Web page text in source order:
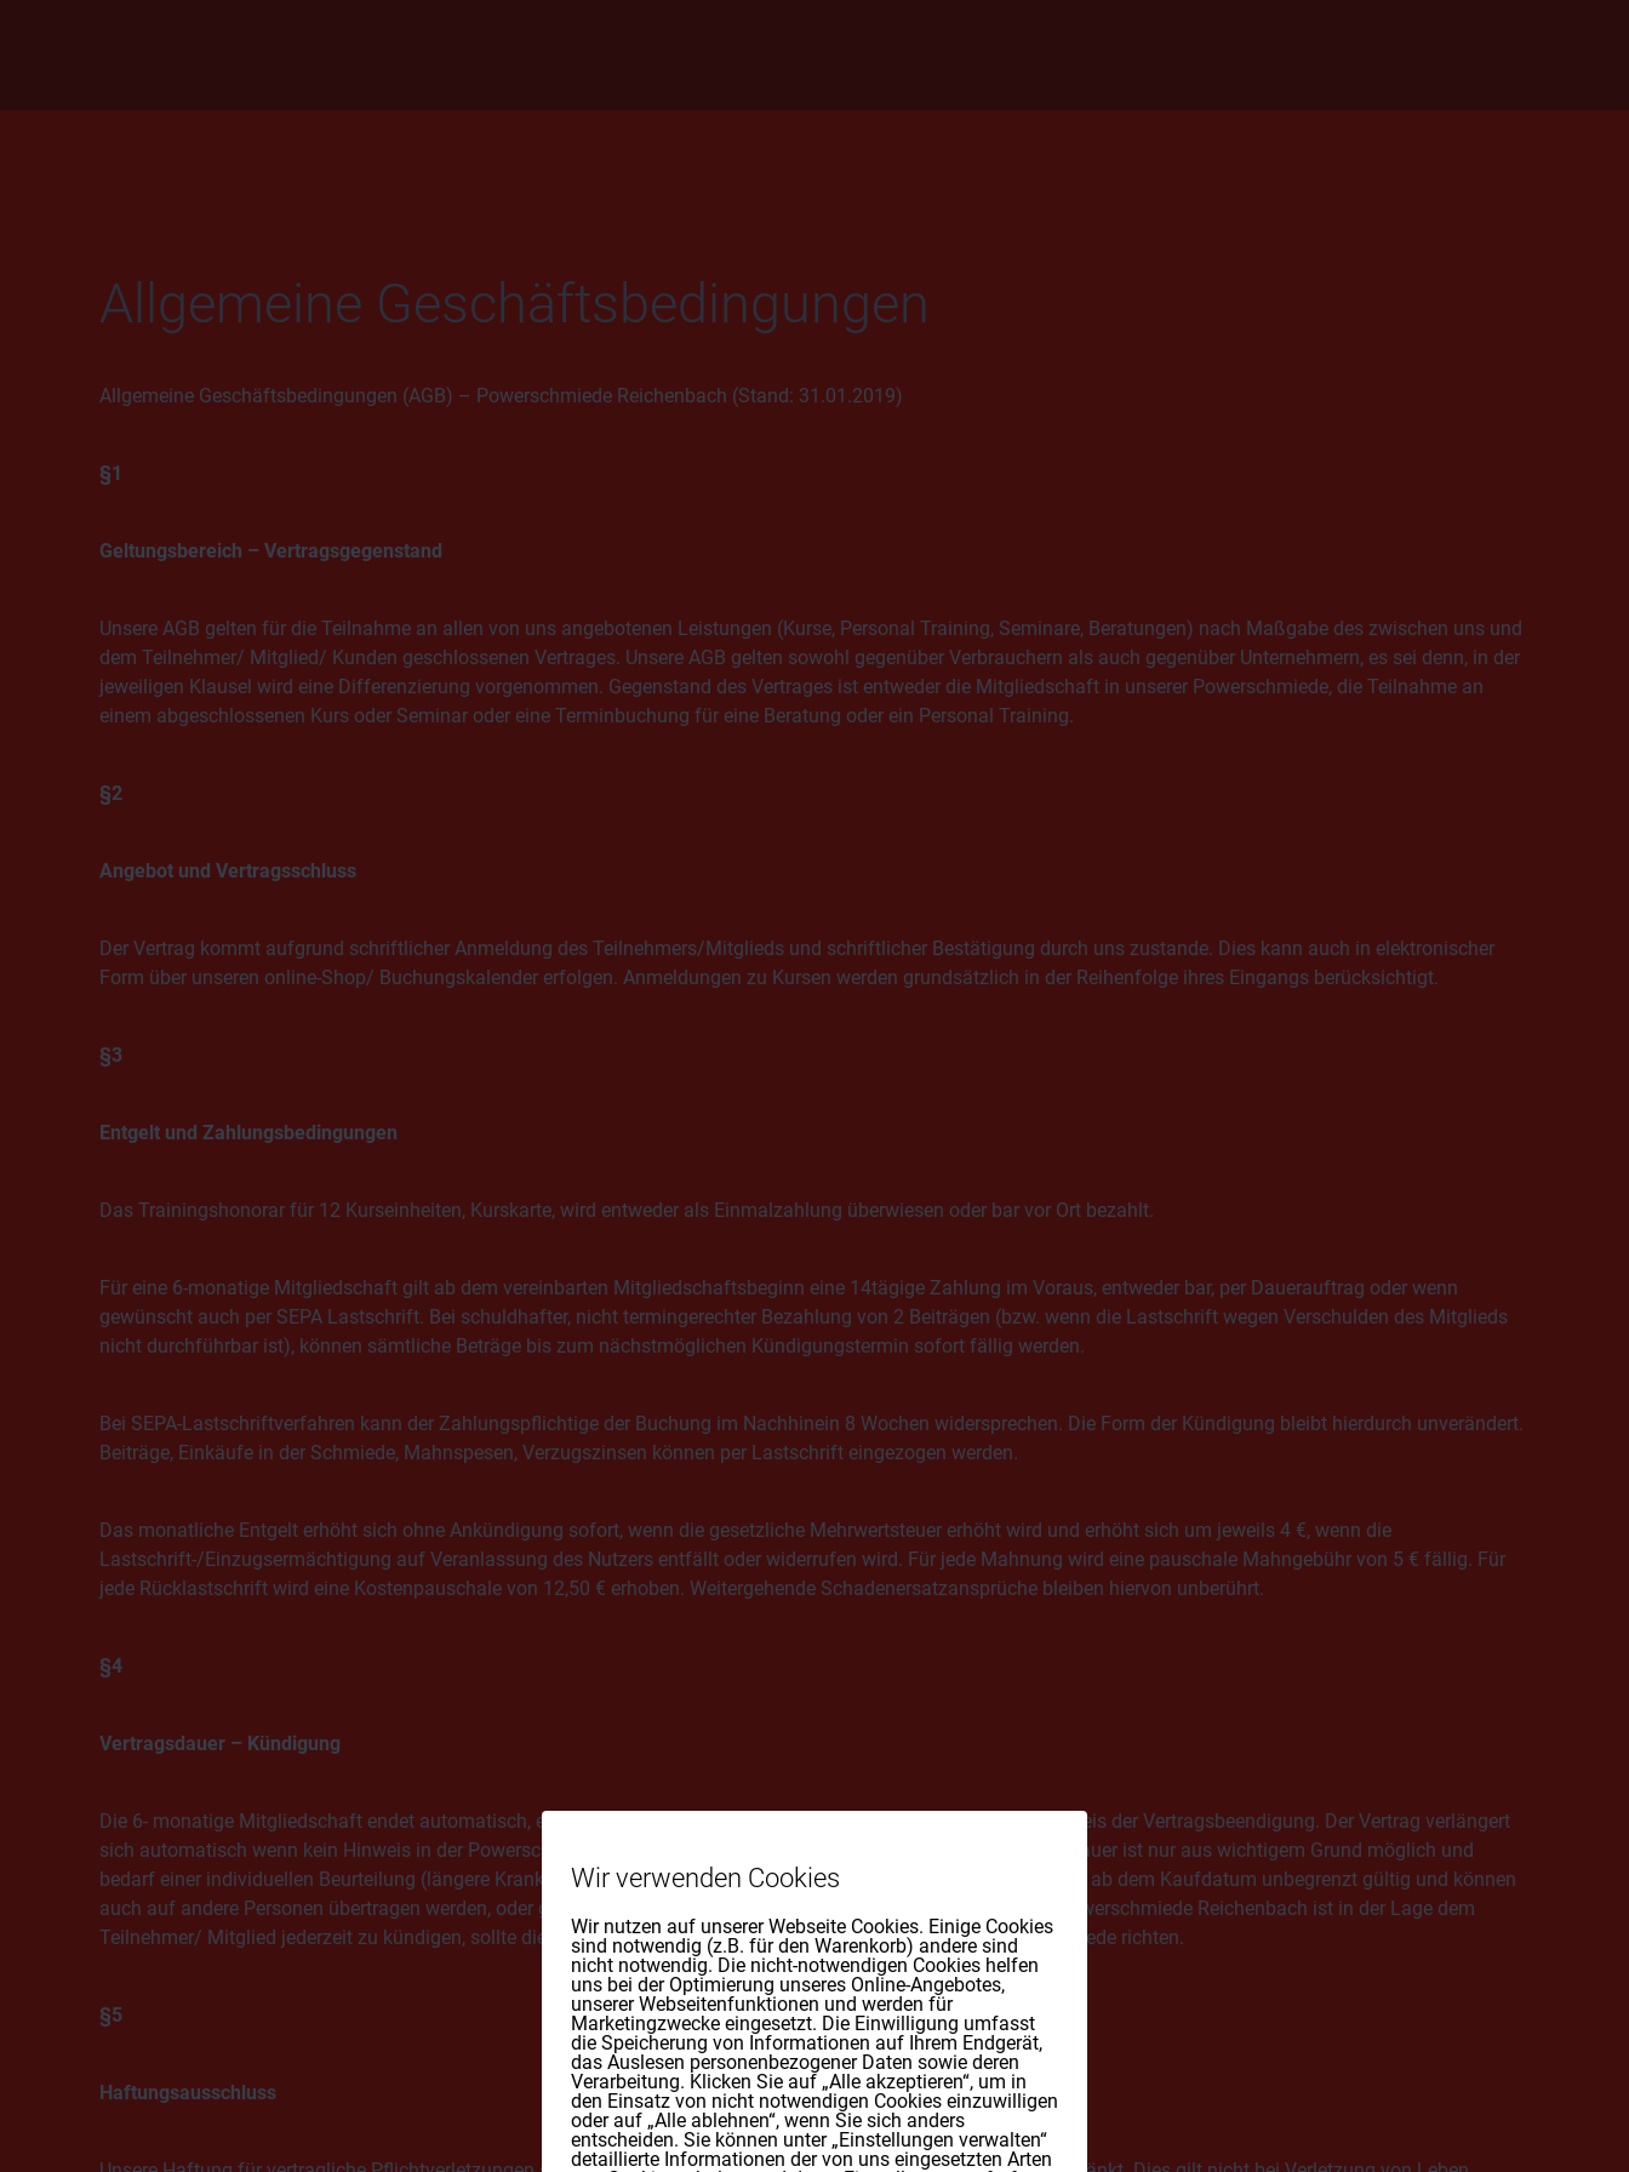
Allgemeine Geschäftsbedingungen
Allgemeine Geschäftsbedingungen (AGB) – Powerschmiede Reichenbach (Stand: 31.01.2019)
§1
Geltungsbereich – Vertragsgegenstand
Unsere AGB gelten für die Teilnahme an allen von uns angebotenen Leistungen (Kurse, Personal Training, Seminare, Beratungen) nach Maßgabe des zwischen uns und
dem Teilnehmer/ Mitglied/ Kunden geschlossenen Vertrages. Unsere AGB gelten sowohl gegenüber Verbrauchern als auch gegenüber Unternehmern, es sei denn, in der
jeweiligen Klausel wird eine Differenzierung vorgenommen. Gegenstand des Vertrages ist entweder die Mitgliedschaft in unserer Powerschmiede, die Teilnahme an
einem abgeschlossenen Kurs oder Seminar oder eine Terminbuchung für eine Beratung oder ein Personal Training.
§2
Angebot und Vertragsschluss
Der Vertrag kommt aufgrund schriftlicher Anmeldung des Teilnehmers/Mitglieds und schriftlicher Bestätigung durch uns zustande. Dies kann auch in elektronischer
Form über unseren online-Shop/ Buchungskalender erfolgen. Anmeldungen zu Kursen werden grundsätzlich in der Reihenfolge ihres Eingangs berücksichtigt.
§3
Entgelt und Zahlungsbedingungen
Das Trainingshonorar für 12 Kurseinheiten, Kurskarte, wird entweder als Einmalzahlung überwiesen oder bar vor Ort bezahlt.
Für eine 6-monatige Mitgliedschaft gilt ab dem vereinbarten Mitgliedschaftsbeginn eine 14tägige Zahlung im Voraus, entweder bar, per Dauerauftrag oder wenn
gewünscht auch per SEPA Lastschrift. Bei schuldhafter, nicht termingerechter Bezahlung von 2 Beiträgen (bzw. wenn die Lastschrift wegen Verschulden des Mitglieds
nicht durchführbar ist), können sämtliche Beträge bis zum nächstmöglichen Kündigungstermin sofort fällig werden.
Bei SEPA-Lastschriftverfahren kann der Zahlungspflichtige der Buchung im Nachhinein 8 Wochen widersprechen. Die Form der Kündigung bleibt hierdurch unverändert.
Beiträge, Einkäufe in der Schmiede, Mahnspesen, Verzugszinsen können per Lastschrift eingezogen werden.
Das monatliche Entgelt erhöht sich ohne Ankündigung sofort, wenn die gesetzliche Mehrwertsteuer erhöht wird und erhöht sich um jeweils 4 €, wenn die
Lastschrift-/Einzugsermächtigung auf Veranlassung des Nutzers entfällt oder widerrufen wird. Für jede Mahnung wird eine pauschale Mahngebühr von 5 € fällig. Für
jede Rücklastschrift wird eine Kostenpauschale von 12,50 € erhoben. Weitergehende Schadenersatzansprüche bleiben hiervon unberührt.
§4
Vertragsdauer – Kündigung
Die 6- monatige Mitgliedschaft endet automatisch, es ist keine Kündigung notwendig, lediglich der schriftliche Hinweis der Vertragsbeendigung. Der Vertrag verlängert
sich automatisch wenn kein Hinweis in der Powerschmiede eingeht. Eine Kündigung während der Mindestvertragsdauer ist nur aus wichtigem Grund möglich und
bedarf einer individuellen Beurteilung (längere Krankheitsphasen, Wegzug, ärztliches Attest o.Ä.). Zwölferkarten sind ab dem Kaufdatum unbegrenzt gültig und können
auch auf andere Personen übertragen werden, oder gemeinsam genutzt werden (Partner/Kollege/ Freundin). Die Powerschmiede Reichenbach ist in der Lage dem
Teilnehmer/ Mitglied jederzeit zu kündigen, sollte dieser sich nicht an die vereinbarten Verhaltensregeln in der Schmiede richten.
§5
Haftungsausschluss
Wir verwenden Cookies
Wir nutzen auf unserer Webseite Cookies. Einige Cookies
sind notwendig (z.B. für den Warenkorb) andere sind
nicht notwendig. Die nicht-notwendigen Cookies helfen
uns bei der Optimierung unseres Online-Angebotes,
unserer Webseitenfunktionen und werden für
Marketingzwecke eingesetzt. Die Einwilligung umfasst
die Speicherung von Informationen auf Ihrem Endgerät,
das Auslesen personenbezogener Daten sowie deren
Verarbeitung. Klicken Sie auf „Alle akzeptieren“, um in
den Einsatz von nicht notwendigen Cookies einzuwilligen
oder auf „Alle ablehnen“, wenn Sie sich anders
entscheiden. Sie können unter „Einstellungen verwalten“
detaillierte Informationen der von uns eingesetzten Arten